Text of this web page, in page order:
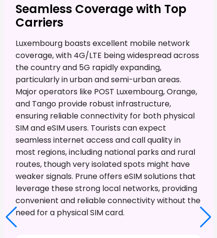
Seamless Coverage with Top
Carriers
Luxembourg boasts excellent mobile network
coverage, with 4G/LTE being widespread across
the country and 5G rapidly expanding,
particularly in urban and semi-urban areas.
Major operators like POST Luxembourg, Orange,
and Tango provide robust infrastructure,
ensuring reliable connectivity for both physical
SIM and eSIM users. Tourists can expect
seamless internet access and call quality in
most regions, including national parks and rural
routes, though very isolated spots might have
weaker signals. Prune offers eSIM solutions that
leverage these strong local networks, providing
convenient and reliable connectivity without the
need for a physical SIM card.